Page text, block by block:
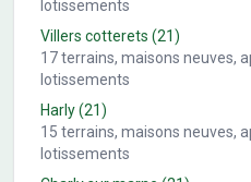
lotissements
Villers cotterets (21)
17terrains, maisons neuves,
lotissements
Harly(21)
15 terrains, maisons neuves,
lotissements